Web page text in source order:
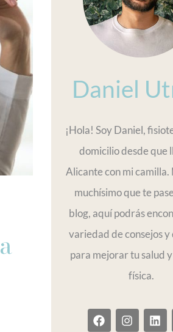
Daniel
¡Hola! Soy Daniel,
domicilio desde que
Alicante con mi camilla.
muchísimo que te
blog, aquí podrás
variedad de consejos y
para mejorar tu salud
física.
F
a
I
n
L
i